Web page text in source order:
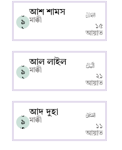
০
৯
১
আশ শামস
মাক্কী
১৫
আয়াত
০
৯
২
আল লাইল
মাক্কী
২১
আয়াত
০
৯
৩
আদ দুহা
মাক্কী
১১
আয়াত